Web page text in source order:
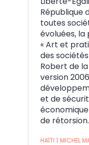
République
toutes
évoluées,
« Art et
des
Robert de
version
et de
de rétorsion.
HAÏTI | MICHEL